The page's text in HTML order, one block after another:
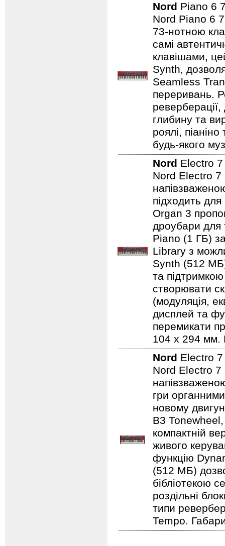
Nord Piano 6
Nord Piano 6
73-нотною
самі
клавішами,
Synth,
Seamless
переривань.
глибину та
роялі,
будь-якого
Nord Electro
Nord Electro 7
підходить
Organ 3
дроубари для
Piano (1 ГБ)
Library з
Synth (512
та
створювати
(модуляція,
дисплей та
перемикати
104 x 294 мм.
Nord Electro
Nord Electro 7
гри
новому
B3
компактній
живого
функцію
(512 МБ)
бібліотекою
роздільні
типи
Tempo.